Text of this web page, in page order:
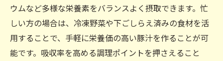
ウムなど多様な栄養素をバランスよく摂取できます。忙
しい方の場合は、冷凍野菜や下ごしらえ済みの食材を活
用することで、手軽に栄養価の高い豚汁を作ることが可
能です。吸収率を高める調理ポイントを押さえること